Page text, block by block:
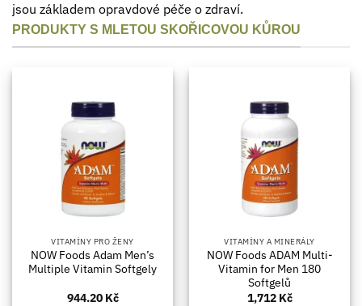
jsou základem opravdové péče o zdraví.
PRODUKTY S MLETOU SKOŘICOVOU KŮROU
VITAMÍNY PRO ŽENY
NOW Foods Adam Men’s
Multiple Vitamin Softgely
944.20 Kč
VITAMÍNY A MINERÁLY
NOW Foods ADAM Multi-
Vitamin for Men 180
Softgelů
1,712 Kč